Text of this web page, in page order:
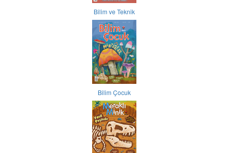
Bilim ve Teknik
Bilim Çocuk